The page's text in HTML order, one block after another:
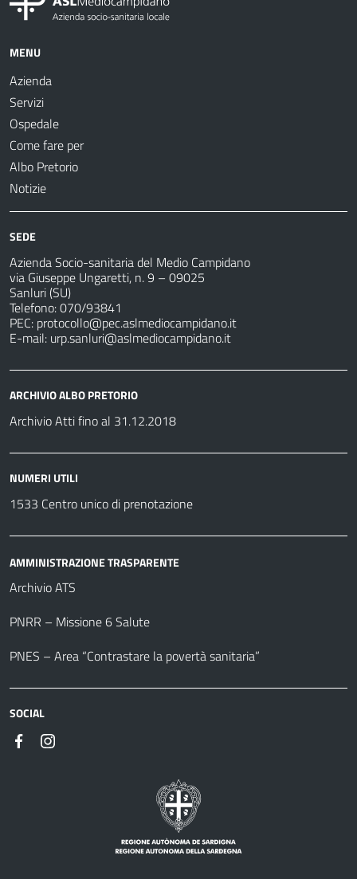
MENU
Azienda
Servizi
Ospedale
Come fare per
Albo Pretorio
Notizie
SEDE
Azienda Socio-sanitaria del Medio Campidano
via Giuseppe Ungaretti, n. 9 – 09025
Sanluri (SU)
Telefono: 070/93841
PEC: protocollo@pec.aslmediocampidano.it
E-mail: urp.sanluri@aslmediocampidano.it
ARCHIVIO ALBO PRETORIO
Archivio Atti fino al 31.12.2018
NUMERI UTILI
1533 Centro unico di prenotazione
AMMINISTRAZIONE TRASPARENTE
Archivio ATS
PNRR – Missione 6 Salute
PNES – Area “Contrastare la povertà sanitaria”
SOCIAL